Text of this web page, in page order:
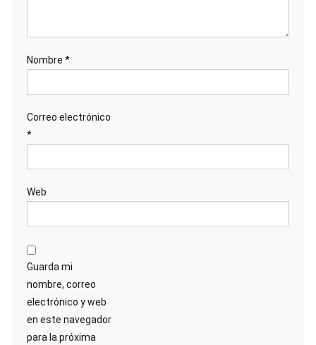
Nombre *
Correo electrónico
*
Web
Guarda mi
nombre, correo
electrónico y web
en este navegador
para la próxima